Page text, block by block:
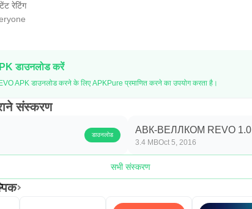
रेटिंग
डाउनलोड करें
APK डाउनलोड करने के लिए APKPure प्रमाणित करने का उपयोग करता है।
संस्करण
डाउनलोड АВК-ВЕЛЛКОМ REVO 1.0
3.4 MBOct 5, 2016
सभी संस्करण